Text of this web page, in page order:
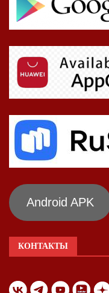
Android APK
КОНТАКТЫ